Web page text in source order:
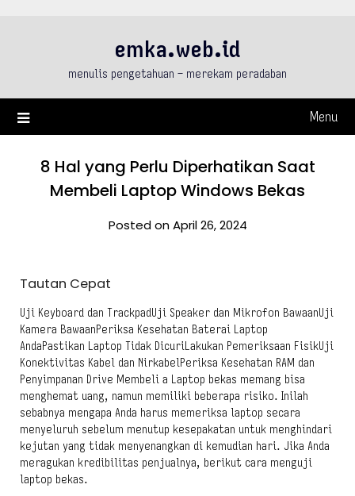
emka.web.id
menulis pengetahuan – merekam peradaban
Menu
8 Hal yang Perlu Diperhatikan Saat
Membeli Laptop Windows Bekas
Posted on April 26, 2024
Tautan Cepat
Uji Keyboard dan TrackpadUji Speaker dan Mikrofon BawaanUji
Kamera BawaanPeriksa Kesehatan Baterai Laptop
AndaPastikan Laptop Tidak DicuriLakukan Pemeriksaan FisikUji
Konektivitas Kabel dan NirkabelPeriksa Kesehatan RAM dan
Penyimpanan Drive Membeli a Laptop bekas memang bisa
menghemat uang, namun memiliki beberapa risiko. Inilah
sebabnya mengapa Anda harus memeriksa laptop secara
menyeluruh sebelum menutup kesepakatan untuk menghindari
kejutan yang tidak menyenangkan di kemudian hari. Jika Anda
meragukan kredibilitas penjualnya, berikut cara menguji
laptop bekas.